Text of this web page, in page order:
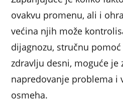
ovakvu promenu, ali i
većina njih može
dijagnozu, stručnu
zdravlju desni, moguće je
napredovanje problema i
osmeha.